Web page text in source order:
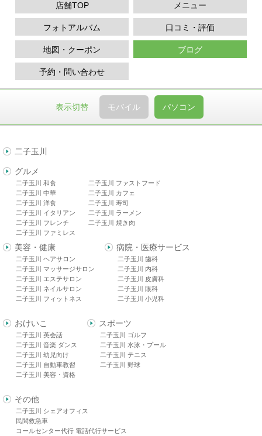
店舗TOP メニュー
フォトアルバム 口コミ・評価
地図・クーポン ブログ
予約・問い合わせ
表示切替 モバイル パソコン
二子玉川
グルメ
二子玉川 和食
二子玉川 中華
二子玉川 洋食
二子玉川 イタリアン
二子玉川 フレンチ
二子玉川 ファミレス
二子玉川 ファストフード
二子玉川 カフェ
二子玉川 寿司
二子玉川 ラーメン
二子玉川 焼き肉
美容・健康
二子玉川 ヘアサロン
二子玉川 マッサージサロン
二子玉川 エステサロン
二子玉川 ネイルサロン
二子玉川 フィットネス
病院・医療サービス
二子玉川 歯科
二子玉川 内科
二子玉川 皮膚科
二子玉川 眼科
二子玉川 小児科
おけいこ
二子玉川 英会話
二子玉川 音楽 ダンス
二子玉川 幼児向け
二子玉川 自動車教習
二子玉川 美容・資格
スポーツ
二子玉川 ゴルフ
二子玉川 水泳・プール
二子玉川 テニス
二子玉川 野球
その他
二子玉川 シェアオフィス
民間救急車
コールセンター代行 電話代行サービス